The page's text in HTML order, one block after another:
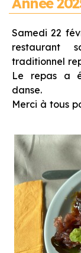
Samedi 22
restaurant
traditionnel
Le repas a
danse.
Merci à tous